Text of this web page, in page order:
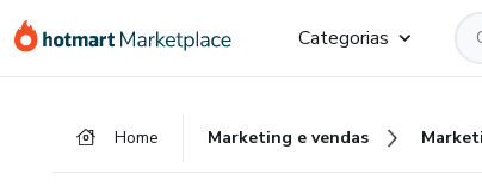
para
para
para
Categorias
Home Marketing e vendas